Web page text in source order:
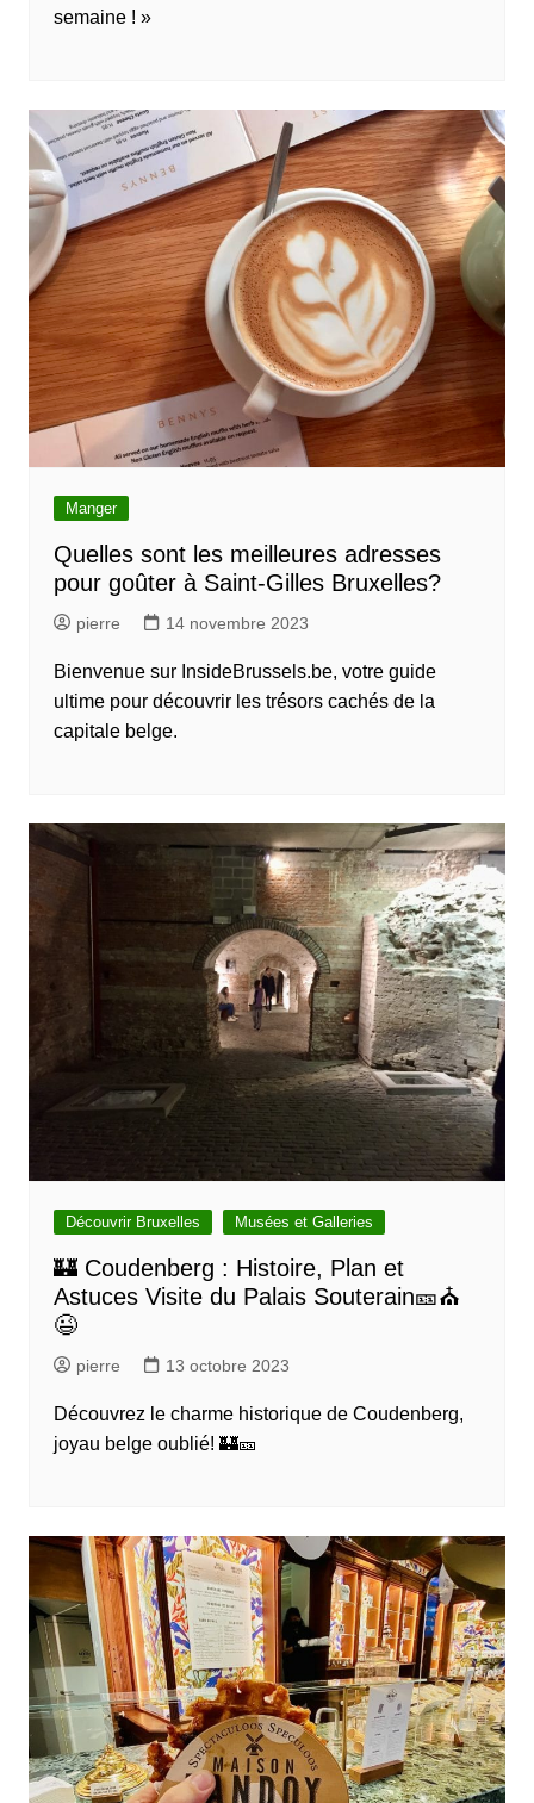
semaine ! »
Manger
Quelles sont les meilleures adresses
pour goûter à Saint-Gilles Bruxelles?
pierre 14 novembre 2023
Bienvenue sur InsideBrussels.be, votre guide
ultime pour découvrir les trésors cachés de la
capitale belge.
Découvrir Bruxelles Musées et Galleries
🏰 Coudenberg : Histoire, Plan et
Astuces Visite du Palais Souterain🎫⛪
😉
pierre 13 octobre 2023
Découvrez le charme historique de Coudenberg,
joyau belge oublié! 🏰🎫